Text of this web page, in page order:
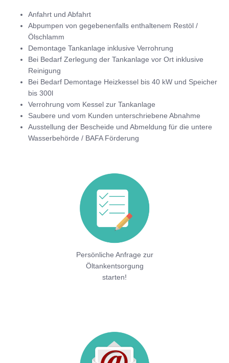
Anfahrt und Abfahrt
Abpumpen von gegebenenfalls enthaltenem Restöl /
Ölschlamm
Demontage Tankanlage inklusive Verrohrung
Bei Bedarf Zerlegung der Tankanlage vor Ort inklusive
Reinigung
Bei Bedarf Demontage Heizkessel bis 40 kW und Speicher
bis 300l
Verrohrung vom Kessel zur Tankanlage
Saubere und vom Kunden unterschriebene Abnahme
Ausstellung der Bescheide und Abmeldung für die untere
Wasserbehörde / BAFA Förderung
Persönliche Anfrage zur
Öltankentsorgung
starten!